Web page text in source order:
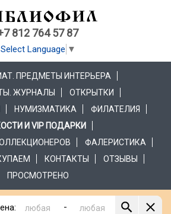
812 764 57 87
Select Language ▼
ПРЕДМЕТЫ ИНТЕРЬЕРА
ЖУРНАЛЫ
ОТКРЫТКИ
НУМИЗМАТИКА
ФИЛАТЕЛИЯ
И VIP ПОДАРКИ
ФАЛЕРИСТИКА
КОНТАКТЫ
ОТЗЫВЫ
ПРОСМОТРЕНО
-